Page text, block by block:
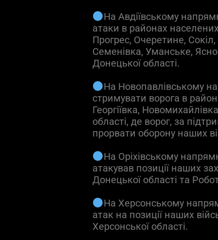
На Авдіївському
атаки в районах
Прогрес, Очеретине,
Семенівка, Уманське,
Донецької області.
На Новопавлівському
стримувати ворога в
Георгіївка,
області, де ворог, за
прорвати оборону наших
На Оріхівському
атакував позиції наших
Донецької області та
На Херсонському
атак на позиції наших
Херсонської області.